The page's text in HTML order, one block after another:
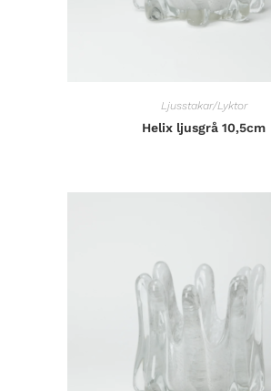
Ljusstakar/Lyktor
Helix ljusgrå 10,5cm